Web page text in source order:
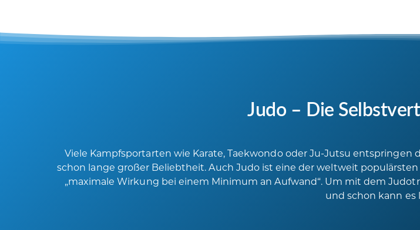
Judo – Die
Viele Kampfsportarten wie Karate, Taekwondo oder Ju-Jutsu entspringen
schon lange großer Beliebtheit. Auch Judo ist eine der weltweit
„maximale Wirkung bei einem Minimum an Aufwand“. Um mit dem
und schon kann es